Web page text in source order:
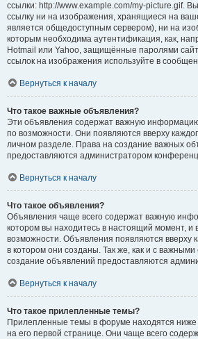
ссылки: http://www.example.com/my-picture.gif.
ссылку ни на изображения, хранящиеся на
является общедоступным сервером), ни на
которым необходима аутентификация, как,
Hotmail или Yahoo, защищённые паролями
ссылок на изображения используйте в
Вернуться к началу
Что такое важные объявления?
Эти объявления содержат важную
по возможности. Они появляются вверху
личном разделе. Права на создание важных
предоставляются администратором
Вернуться к началу
Что такое объявления?
Объявления чаще всего содержат важную
котором вы находитесь в настоящий момент, и
возможности. Объявления появляются вверху
в котором они созданы. Так же, как и с
создание объявлений предоставляются
Вернуться к началу
Что такое прилепленные темы?
Прилепленные темы в форуме находятся ниже
на его первой странице. Они чаще всего